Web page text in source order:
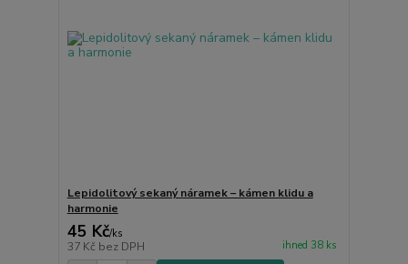
Lepidolitový sekaný náramek – kámen klidu a
harmonie
45 Kč/ks
37 Kč bez DPH ihned 38 ks